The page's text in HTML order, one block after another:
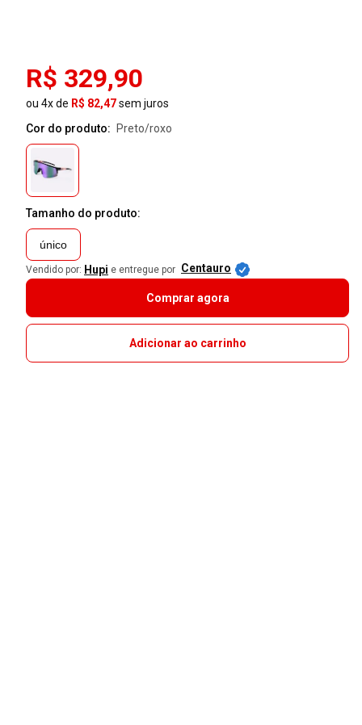
R$ 329,90
ou 4x de R$ 82,47sem juros
Cor do produto:
preto/roxo
Tamanho do produto:
único
Vendido por: Hupi e entregue por Centauro
Comprar agora
Adicionar ao carrinho